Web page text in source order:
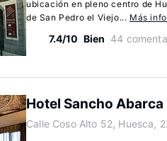
ubicación en pleno centro de
de San Pedro el Viejo... Más
7.4/10 Bien 44
Hotel Sancho Abarca
Calle Coso Alto 52, Huesca,